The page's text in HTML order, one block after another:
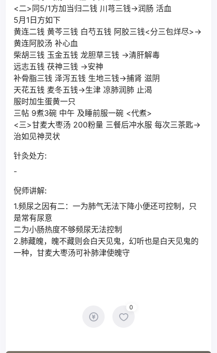
<二>同5/1方加当归二钱 川芎三钱→润肠 活血
5月1日方如下
黄连二钱 黄芩三钱 白芍五钱 阿胶三钱<分三包烊尽>→
黄连阿胶汤 补心血
柴胡三钱 玉金五钱 龙胆草三钱 →清肝解毒
远志五钱 茯神三钱 →安神
补骨脂三钱 泽泻五钱 生地三钱→捕肾 滋阴
天花五钱 麦冬五钱→生津 凉肺润肺 止渴
服时加生蛋黄一只
三帖 9煮3碗 中午 及睡前服一碗 <代煮>
<三>甘麦大枣汤 200粉量 三餐后冲水服 每次三茶匙→
治如见神灵状
针灸处方:
-
倪师讲解:
1.频尿之因有二：一为肺气无法下降小便还可控制，只
是常有尿意
二为小肠热度不够频尿无法控制
2.肺藏魄，魄不藏则会白天见鬼，幻听也是白天见鬼的
一种，甘麦大枣汤可补肺津使魄守
0